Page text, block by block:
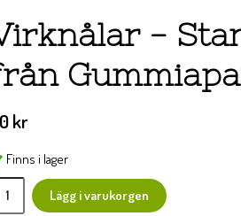
-
kr
Finns i lager
Lägg i varukorgen